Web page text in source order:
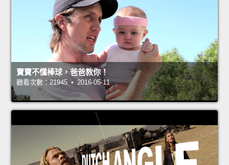
寶寶不懂棒球，爸爸教你！
觀看次數：21945 • 2016-05-11